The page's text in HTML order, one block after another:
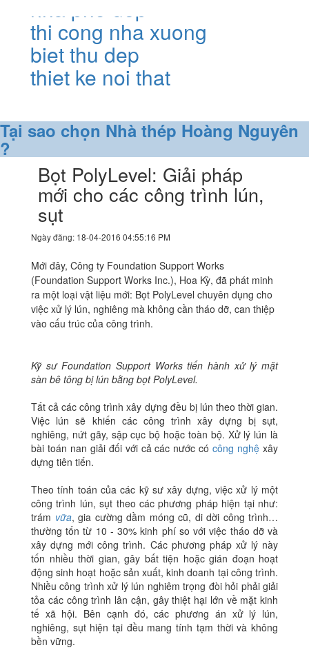
Tại sao chọn Nhà thép Hoàng Nguyên
?
Bọt PolyLevel: Giải pháp
mới cho các công trình lún,
sụt
Ngày đăng: 18-04-2016 04:55:16 PM
Mới đây, Công ty Foundation Support Works
(Foundation Support Works Inc.), Hoa Kỳ, đã phát minh
ra một loại vật liệu mới: Bọt PolyLevel chuyên dụng cho
việc xử lý lún, nghiêng mà không cần tháo dỡ, can thiệp
vào cấu trúc của công trình.
Kỹ sư Foundation Support Works tiến hành xử lý mặt
sàn bê tông bị lún bằng bọt PolyLevel.
Tất cả các công trình xây dựng đều bị lún theo thời gian.
Việc lún sẽ khiến các công trình xây dựng bị sụt,
nghiêng, nứt gãy, sập cục bộ hoặc toàn bộ. Xử lý lún là
bài toán nan giải đối với cả các nước cócông nghệ xây
dựng tiên tiến.
Theo tính toán của các kỹ sư xây dựng, việc xử lý một
công trình lún, sụt theo các phương pháp hiện tại như:
trám vữa, gia cường dầm móng cũ, di dời công trình…
thường tốn từ 10 - 30% kinh phí so với việc tháo dỡ và
xây dựng mới công trình. Các phương pháp xử lý này
tốn nhiều thời gian, gây bất tiện hoặc gián đoạn hoạt
động sinh hoạt hoặc sản xuất, kinh doanh tại công trình.
Nhiều công trình xử lý lún nghiêm trọng đòi hỏi phải giải
tỏa các công trình lân cận, gây thiệt hại lớn về mặt kinh
tế xã hội. Bên cạnh đó, các phương án xử lý lún,
nghiêng, sụt hiện tại đều mang tính tạm thời và không
bền vững.
nha pho dep
thi cong nha xuong
biet thu dep
thiet ke noi that